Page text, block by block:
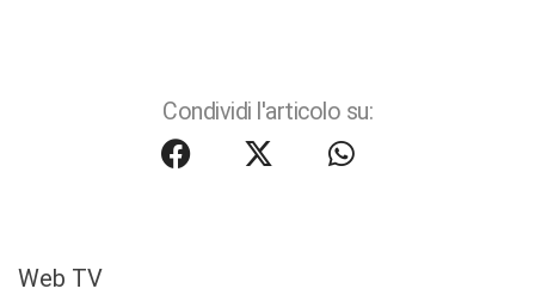
Condividi l'articolo su:
Web TV